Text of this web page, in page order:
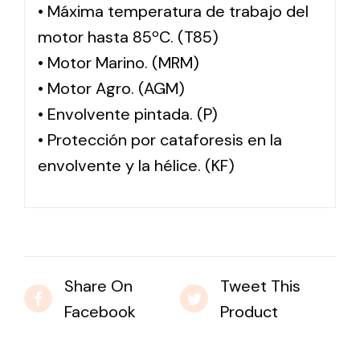
• Máxima temperatura de trabajo del
motor hasta 85ºC. (T85)
• Motor Marino. (MRM)
• Motor Agro. (AGM)
• Envolvente pintada. (P)
• Protección por cataforesis en la
envolvente y la hélice. (KF)
Share On
Facebook
Tweet This
Product